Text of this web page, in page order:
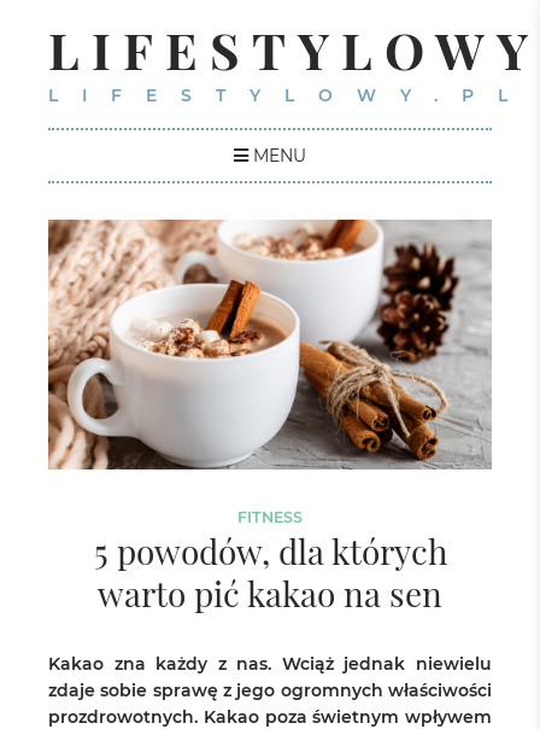
LIFESTYLOWY
LIFESTYLOWY.PL
MENU
FITNESS
5 powodów, dla których
warto pić kakao na sen
Kakao zna każdy z nas. Wciąż jednak niewielu
zdaje sobie sprawę z jego ogromnych właściwości
prozdrowotnych. Kakao poza świetnym wpływem